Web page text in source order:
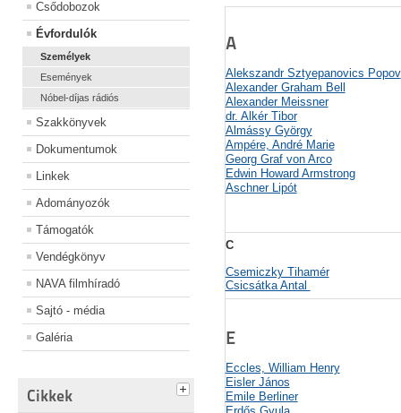
Csődobozok
Évfordulók
Személyek
Események
Nóbel-díjas rádiós
Szakkönyvek
Dokumentumok
Linkek
Adományozók
Támogatók
Vendégkönyv
NAVA filmhíradó
Sajtó - média
Galéria
Cikkek
A
Alekszandr Sztyepanovics Popov
Alexander Graham Bell
Alexander Meissner
dr. Alkér Tibor
Almássy György
Ampére, André Marie
Georg Graf von Arco
Edwin Howard Armstrong
Aschner Lipót
C
Csemiczky Tihamér
Csicsátka Antal
E
Eccles, William Henry
Eisler János
Emile Berliner